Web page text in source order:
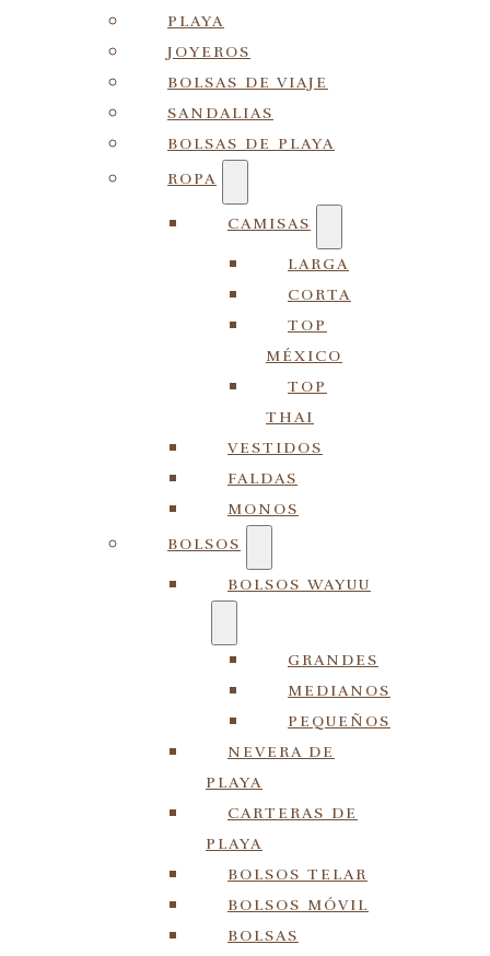
PLAYA
JOYEROS
BOLSAS DE VIAJE
SANDALIAS
BOLSAS DE PLAYA
ROPA
CAMISAS
LARGA
CORTA
TOP
MÉXICO
TOP
THAI
VESTIDOS
FALDAS
MONOS
BOLSOS
BOLSOS WAYUU
GRANDES
MEDIANOS
PEQUEÑOS
NEVERA DE
PLAYA
CARTERAS DE
PLAYA
BOLSOS TELAR
BOLSOS MÓVIL
BOLSAS